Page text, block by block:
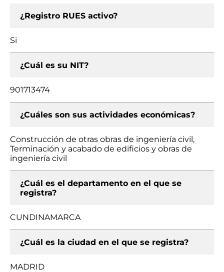
¿Registro RUES activo?
Si
¿Cuál es su NIT?
901713474
¿Cuáles son sus actividades económicas?
Construcción de otras obras de ingeniería civil,
Terminación y acabado de edificios y obras de
ingeniería civil
¿Cuál es el departamento en el que se
registra?
CUNDINAMARCA
¿Cuál es la ciudad en el que se registra?
MADRID